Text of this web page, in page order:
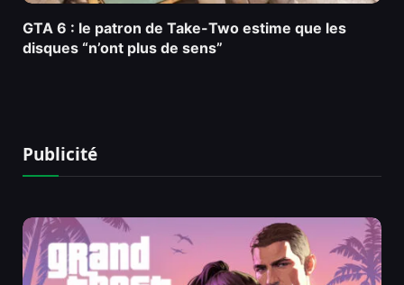
GTA 6 : le patron de Take-Two estime que les
disques “n’ont plus de sens”
Publicité